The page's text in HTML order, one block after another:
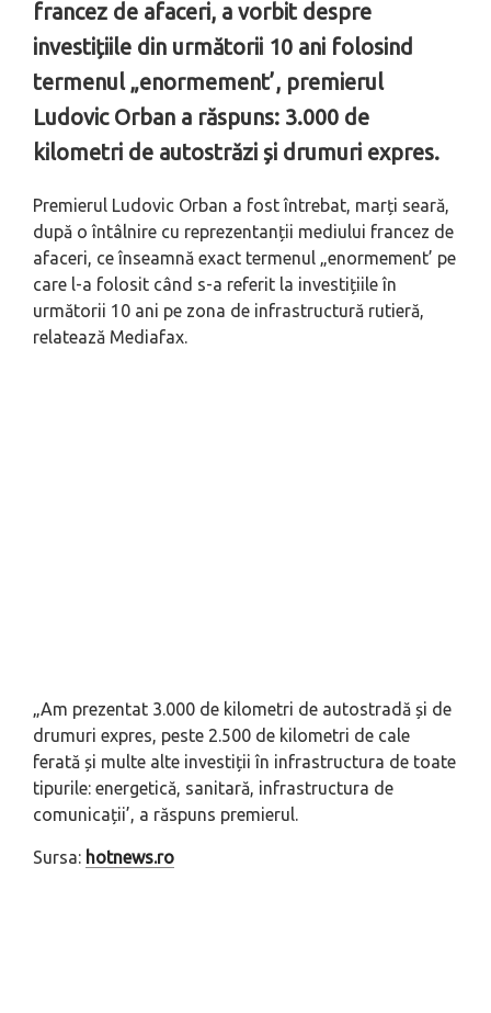
francez de afaceri, a vorbit despre
investițiile din următorii 10 ani folosind
termenul „enormement’, premierul
Ludovic Orban a răspuns: 3.000 de
kilometri de autostrăzi și drumuri expres.
Premierul Ludovic Orban a fost întrebat, marți seară,
după o întâlnire cu reprezentanții mediului francez de
afaceri, ce înseamnă exact termenul „enormement’ pe
care l-a folosit când s-a referit la investițiile în
următorii 10 ani pe zona de infrastructură rutieră,
relatează Mediafax.
„Am prezentat 3.000 de kilometri de autostradă și de
drumuri expres, peste 2.500 de kilometri de cale
ferată și multe alte investiții în infrastructura de toate
tipurile: energetică, sanitară, infrastructura de
comunicații’, a răspuns premierul.
Sursa: hotnews.ro